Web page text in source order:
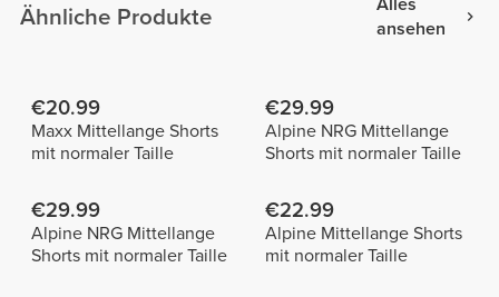
Ähnliche Produkte
Alles
ansehen
€20.99
Maxx Mittellange Shorts
mit normaler Taille
€29.99
Alpine NRG Mittellange
Shorts mit normaler Taille
€29.99
Alpine NRG Mittellange
Shorts mit normaler Taille
€22.99
Alpine Mittellange Shorts
mit normaler Taille